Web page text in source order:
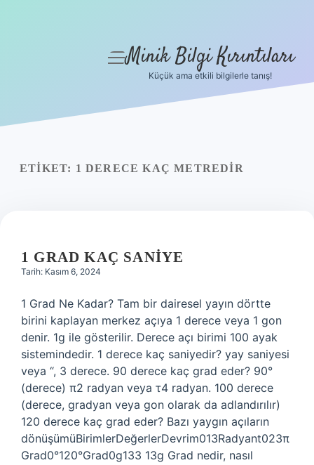
Yasal Uyarı
menüyü
Minik Bilgi Kırıntıları
Küçük ama etkili bilgilerle tanış!
ETIKET: 1 DERECE KAÇ METREDIR
1 GRAD KAÇ SANIYE
Tarih: Kasım 6, 2024
1 Grad Ne Kadar? Tam bir dairesel yayın dörtte
birini kaplayan merkez açıya 1 derece veya 1 gon
denir. 1g ile gösterilir. Derece açı birimi 100 ayak
sistemindedir. 1 derece kaç saniyedir? yay saniyesi
veya “, 3 derece. 90 derece kaç grad eder? 90°
(derece) π2 radyan veya τ4 radyan. 100 derece
(derece, gradyan veya gon olarak da adlandırılır)
120 derece kaç grad eder? Bazı yaygın açıların
dönüşümüBirimlerDeğerlerDevrim013Radyant023π
Grad0°120°Grad0g133 13g Grad nedir, nasıl